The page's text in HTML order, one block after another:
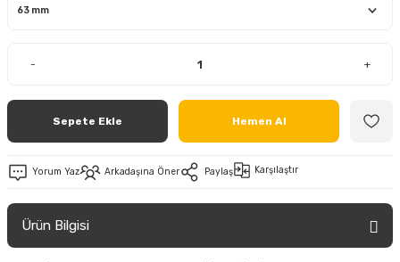
- +
Sepete Ekle Hemen Al
Yorum Yaz Arkadaşına Öner Paylaş Karşılaştır
Ürün Bilgisi